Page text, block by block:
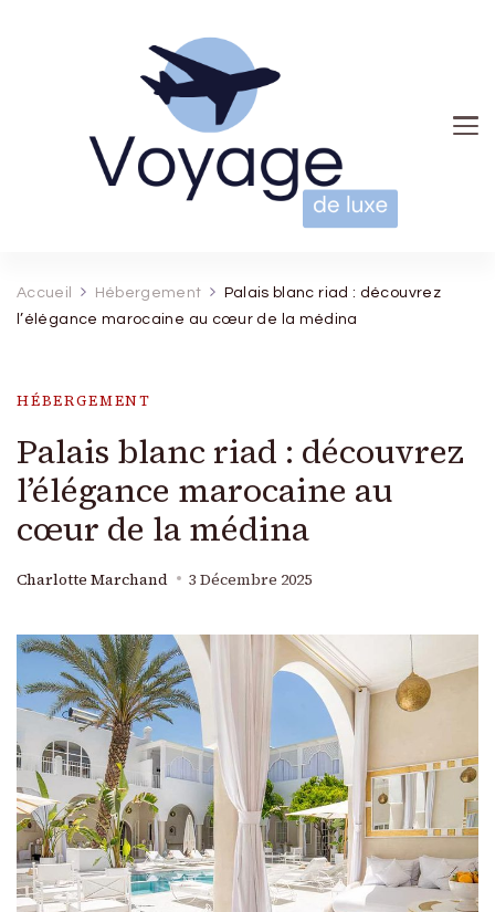
Accueil Hébergement
Palais blanc riad : découvrez
l’élégance marocaine au cœur de la médina
HÉBERGEMENT
Palais blanc riad : découvrez
l’élégance marocaine au
cœur de la médina
Charlotte Marchand 3 Décembre 2025